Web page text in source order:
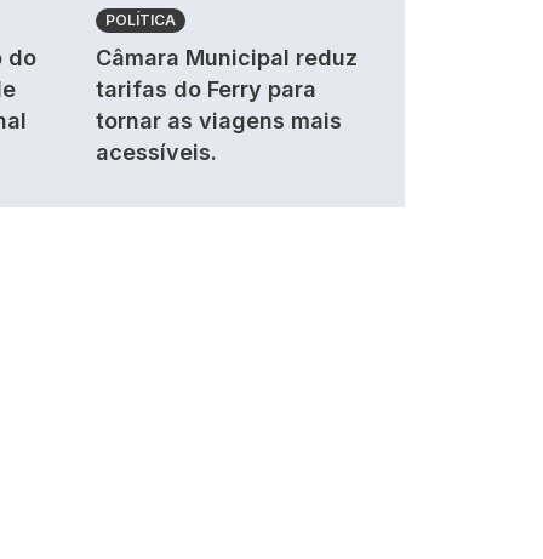
do
POLÍTICA
Câmara Municipal reduz
tarifas do Ferry para
tornar as viagens mais
acessíveis.